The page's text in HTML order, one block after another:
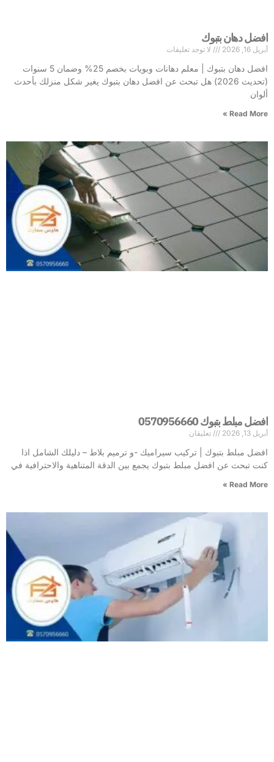
افضل دهان بتبوك
أبريل 16, 2026 لا توجد تعليقات
افضل دهان بتبوك | معلم دهانات وبويات بخصم 25% وضمان 5 سنوات
(تحديث 2026) هل تبحث عن افضل دهان بتبوك يغير شكل منزلك بأحدث
ألوان
Read More »
افضل مبلط بتبوك 0570956660
أبريل 13, 2026 تعليقان
افضل مبلط بتبوك | تركيب سيراميك -و ترميم بلاط – دليلك الشامل اذا
كنت تبحث عن افضل مبلط بتبوك يجمع بين الدقة المتناهية والاحترافية في
Read More »